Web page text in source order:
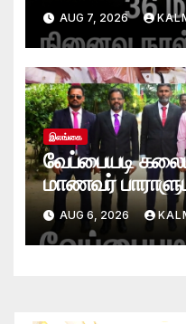
AUG 7, 2026
இலங்கை
வேப்பையடி
மாணவர்
AUG 6, 2026